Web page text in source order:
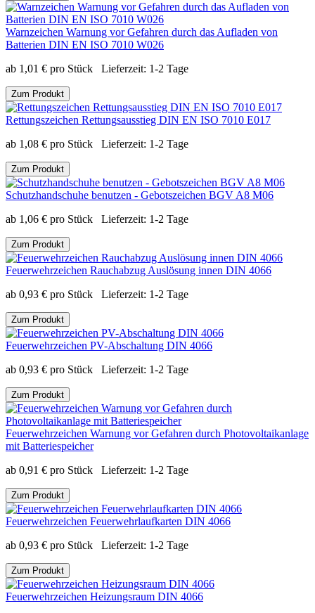
Warnzeichen Warnung vor Gefahren durch das Aufladen von
Batterien DIN EN ISO 7010 W026
ab 1,01 € pro Stück Lieferzeit: 1-2 Tage
Zum Produkt
Rettungszeichen Rettungsausstieg DIN EN ISO 7010 E017
ab 1,08 € pro Stück Lieferzeit: 1-2 Tage
Zum Produkt
Schutzhandschuhe benutzen - Gebotszeichen BGV A8 M06
ab 1,06 € pro Stück Lieferzeit: 1-2 Tage
Zum Produkt
Feuerwehrzeichen Rauchabzug Auslösung innen DIN 4066
ab 0,93 € pro Stück Lieferzeit: 1-2 Tage
Zum Produkt
Feuerwehrzeichen PV-Abschaltung DIN 4066
ab 0,93 € pro Stück Lieferzeit: 1-2 Tage
Zum Produkt
Feuerwehrzeichen Warnung vor Gefahren durch Photovoltaikanlage
mit Batteriespeicher
ab 0,91 € pro Stück Lieferzeit: 1-2 Tage
Zum Produkt
Feuerwehrzeichen Feuerwehrlaufkarten DIN 4066
ab 0,93 € pro Stück Lieferzeit: 1-2 Tage
Zum Produkt
Feuerwehrzeichen Heizungsraum DIN 4066